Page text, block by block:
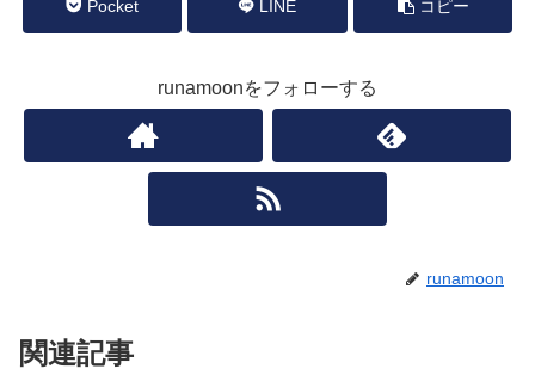
Pocket LINE コピー
runamoonをフォローする
runamoon
関連記事